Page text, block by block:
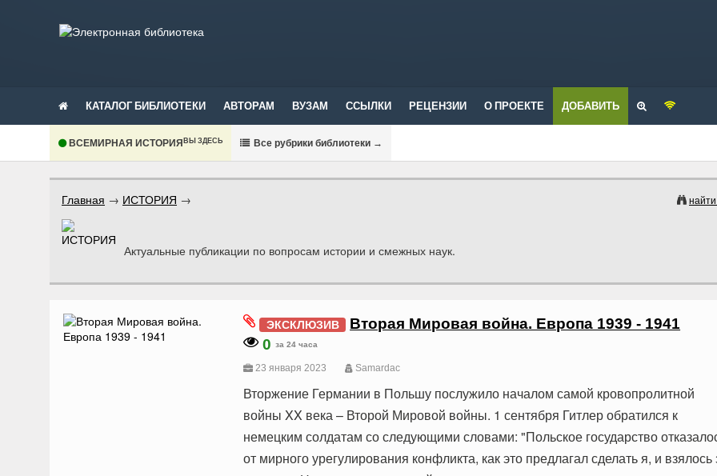
КАТАЛОГ БИБЛИОТЕКИ АВТОРАМ ВУЗАМ ССЫЛКИ РЕЦЕНЗИИ О ПРОЕКТЕ ДОБАВИТЬ
ВСЕМИРНАЯ ИСТОРИЯВЫ ЗДЕСЬ Все рубрики библиотеки →
Главная → ИСТОРИЯ →
Актуальные публикации по вопросам истории и смежных наук.
ЭКСКЛЮЗИВ
Вторая Мировая война. Европа 1939 - 1941
0 за 24 часа
23 января 2023 Samardac
Вторжение Германии в Польшу послужило началом самой кровопролитной
войны XX века – Второй Мировой войны. 1 сентября Гитлер обратился к
немецким солдатам со следующими словами: "Польское государство
от мирного урегулирования конфликта, как это предлагал сделать я, и взялось